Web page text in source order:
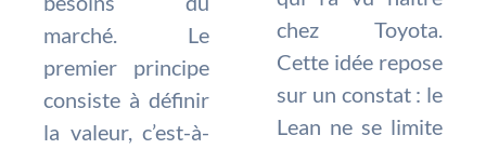
marché. Le
premier principe
consiste à définir
la valeur, c’est-à-
chez Toyota.
Cette idée repose
sur un constat : le
Lean ne se limite